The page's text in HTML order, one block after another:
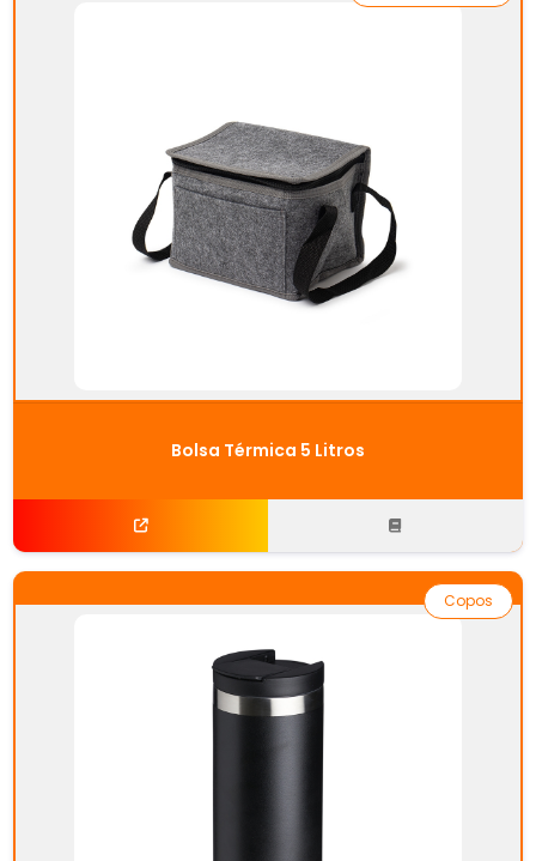
Bolsa Térmica 5 Litros
Copos